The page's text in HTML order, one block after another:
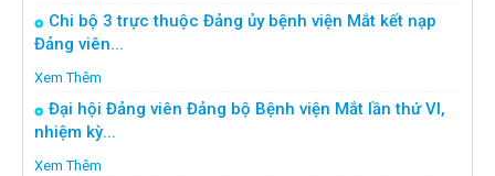
Chi bộ 3 trực thuộc Đảng ủy bệnh viện Mắt kết nạp
Đảng viên...
Xem Thêm
Đại hội Đảng viên Đảng bộ Bệnh viện Mắt lần thứ VI,
nhiệm kỳ...
Xem Thêm